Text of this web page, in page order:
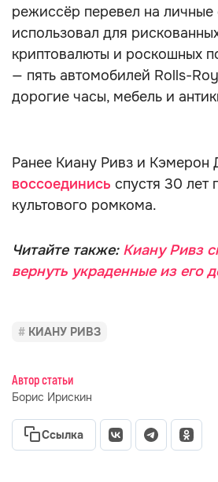
режиссёр перевел на личные
использовал для
криптовалюты и роскошных
— пять автомобилей Rolls-
дорогие часы, мебель и
Ранее Киану Ривз и Кэмерон
воссоединись спустя 30 лет
культового ромкома.
Читайте также: Киану Ривз
вернуть украденные из его
КИАНУ РИВЗ
Автор статьи
Борис Ирискин
Ссылка